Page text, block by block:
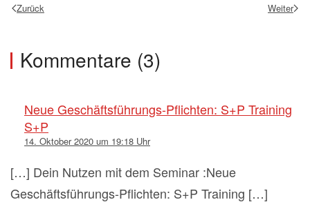
Zurück Weiter
Kommentare (3)
Neue Geschäftsführungs-Pflichten: S+P Training
S+P
14. Oktober 2020 um 19:18 Uhr
[…] Dein Nutzen mit dem Seminar :Neue
Geschäftsführungs-Pflichten: S+P Training […]